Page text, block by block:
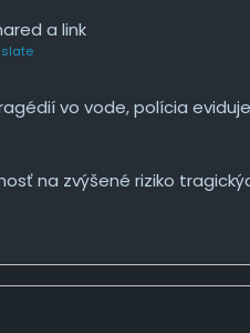
a link
vo vode, polícia
na zvýšené riziko